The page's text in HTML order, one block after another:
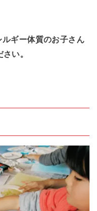
ギー体質のお子さん
い。